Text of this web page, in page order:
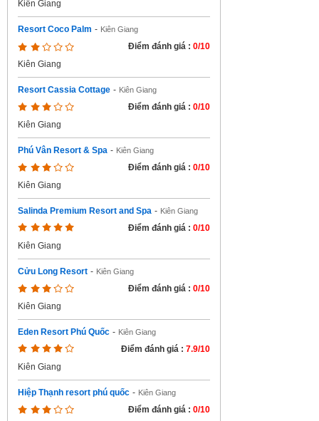
Kiên Giang
Resort Coco Palm - Kiên Giang
Điểm đánh giá : 0/10
Kiên Giang
Resort Cassia Cottage - Kiên Giang
Điểm đánh giá : 0/10
Kiên Giang
Phú Vân Resort & Spa - Kiên Giang
Điểm đánh giá : 0/10
Kiên Giang
Salinda Premium Resort and Spa - Kiên Giang
Điểm đánh giá : 0/10
Kiên Giang
Cửu Long Resort - Kiên Giang
Điểm đánh giá : 0/10
Kiên Giang
Eden Resort Phú Quốc - Kiên Giang
Điểm đánh giá : 7.9/10
Kiên Giang
Hiệp Thạnh resort phú quốc - Kiên Giang
Điểm đánh giá : 0/10